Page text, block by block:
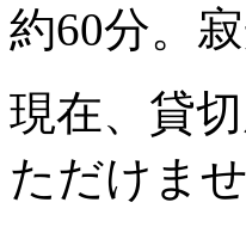
約60分。
現在、貸
ただけませ